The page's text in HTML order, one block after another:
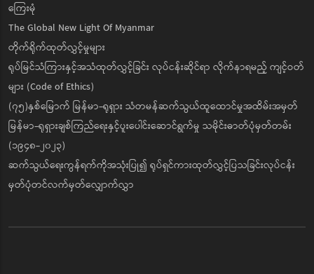
ကြေးမုံ
The Global New Light Of Myanmar
တိုက်ရိုက်ထုတ်လွှင့်မှုများ
ရုပ်မြင်သံကြားနှင့်အသံထုတ်လွှင့်ခြင်း လုပ်ငန်းဆိုင်ရာ လိုက်နာရမည့် ကျင့်ဝတ်
များ (Code of Ethics)
(၇၅)နှစ်မြောက် မြန်မာ-ရုရှား သံတမန်ဆက်သွယ်ထူထောင်မှုအထိမ်းအမှတ်
မြန်မာ-ရုရှားချစ်ကြည်ရေးနှင့်ပူးပေါင်းဆောင်ရွက်မှု သမိုင်းဓာတ်ပုံမှတ်တမ်း
(၁၉၄၈-၂၀၂၃)
ဆက်သွယ်ရေးကွန်ရက်ကိုအသုံးပြု၍ ရုပ်ရှင်ကားထုတ်လွှင့်ပြသခြင်းလုပ်ငန်း
မှတ်ပုံတင်လက်မှတ်လျှောက်လွှာ